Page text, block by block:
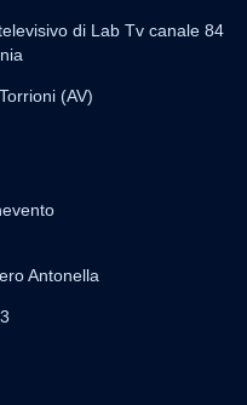
di Lab Tv canale 84
(AV)
Antonella